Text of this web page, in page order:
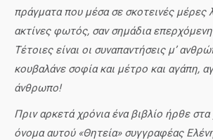
πράγματα που μέσα σε σκοτεινές μέρες
ακτίνες φωτός, σαν σημάδια
Τέτοιες είναι οι συναπαντήσεις μ’
κουβαλάνε σοφία και μέτρο και αγάπη,
άνθρωπο!
Πριν αρκετά χρόνια ένα βιβλίο ήρθε
όνομα αυτού «Θητεία» συγγραφέας